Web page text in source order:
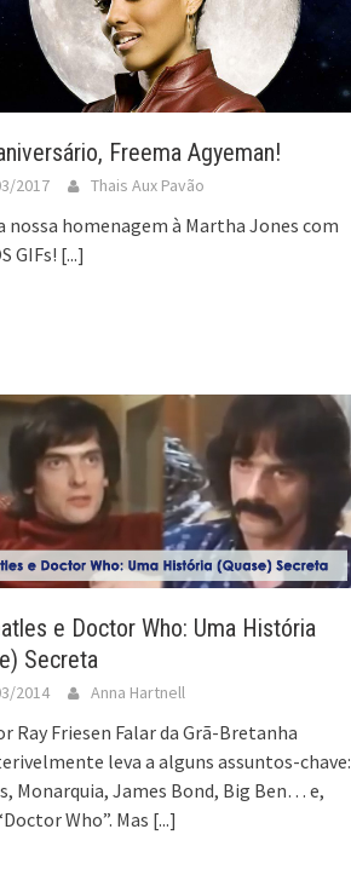
Freema Agyeman!
2017 Thais Aux Pavão
nossa homenagem à Martha Jones com
GIFs! [...]
e Doctor Who: Uma História
Secreta
2014 Anna Hartnell
Ray Friesen Falar da Grã-Bretanha
leva a alguns assuntos-chave:
Monarquia, James Bond, Big Ben… e,
Who”. Mas [...]